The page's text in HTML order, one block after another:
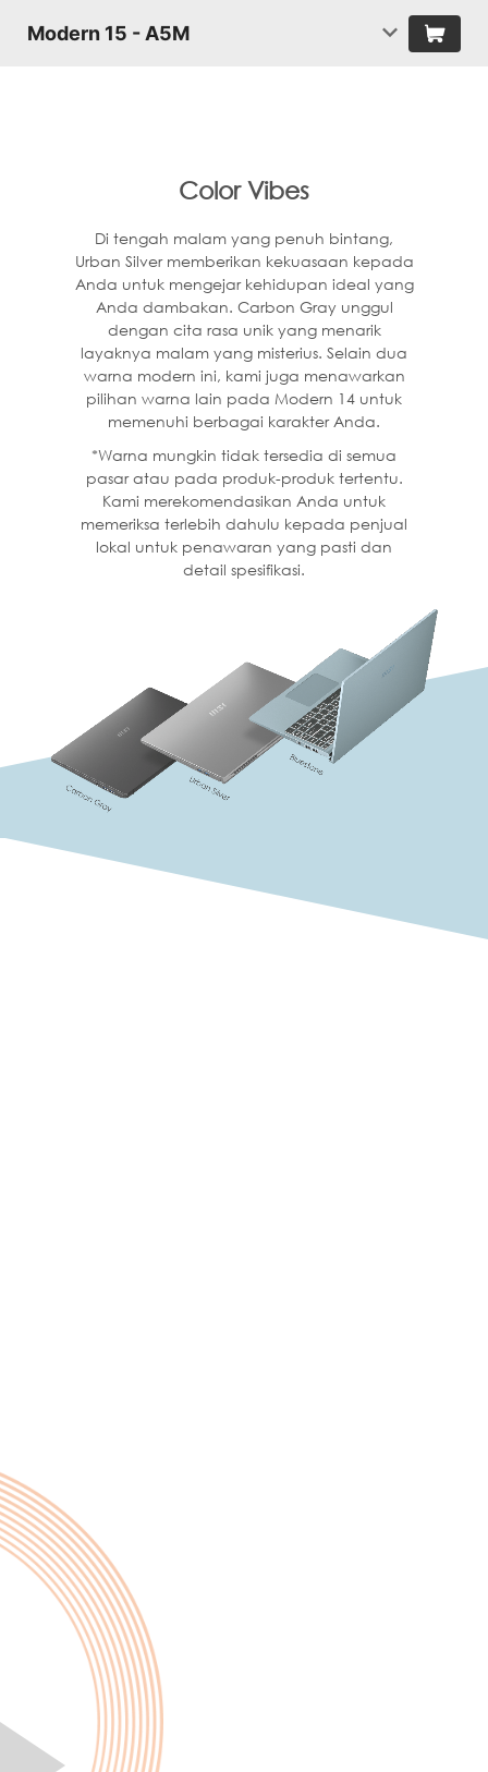
Modern 15 - A5M
Color Vibes
Di tengah malam yang penuh bintang,
Urban Silver memberikan kekuasaan kepada
Anda untuk mengejar kehidupan ideal yang
Anda dambakan. Carbon Gray unggul
dengan cita rasa unik yang menarik
layaknya malam yang misterius. Selain dua
warna modern ini, kami juga menawarkan
pilihan warna lain pada Modern 14 untuk
memenuhi berbagai karakter Anda.
*Warna mungkin tidak tersedia di semua
pasar atau pada produk-produk tertentu.
Kami merekomendasikan Anda untuk
memeriksa terlebih dahulu kepada penjual
lokal untuk penawaran yang pasti dan
detail spesifikasi.